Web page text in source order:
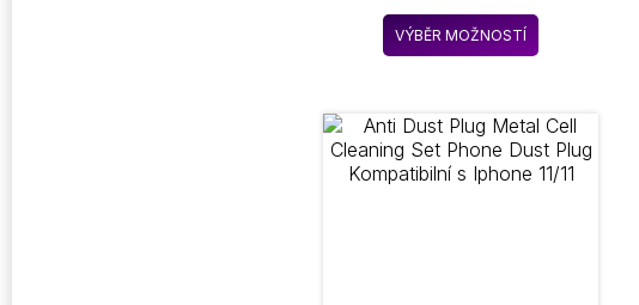
SLUCHÁTKA SADA ČISTICÍCH
NÁSTROJŮ ČISTICÍ KARTÁČ
1,89 €
až
VÝBĚR MOŽNOSTÍ
Tento
produkt
variant.
Možnosti
lze